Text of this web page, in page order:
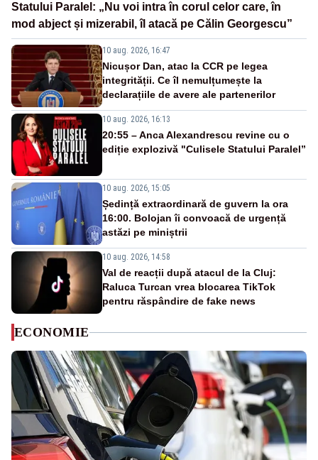
Statului Paralel: „Nu voi intra în corul celor care, în
mod abject și mizerabil, îl atacă pe Călin Georgescu”
10 aug. 2026, 16:47
Nicușor Dan, atac la CCR pe legea
integrității. Ce îl nemulțumește la
declarațiile de avere ale partenerilor
10 aug. 2026, 16:13
20:55 – Anca Alexandrescu revine cu o
ediție explozivă "Culisele Statului Paralel”
10 aug. 2026, 15:05
Ședință extraordinară de guvern la ora
16:00. Bolojan îi convoacă de urgență
astăzi pe miniștrii
10 aug. 2026, 14:58
Val de reacții după atacul de la Cluj:
Raluca Turcan vrea blocarea TikTok
pentru răspândire de fake news
ECONOMIE